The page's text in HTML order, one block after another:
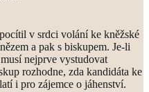
v srdci volání ke kněžské
a pak s biskupem. Je-li
nejprve vystudovat
rozhodne, zda kandidáta ke
i pro zájemce o jáhenství.